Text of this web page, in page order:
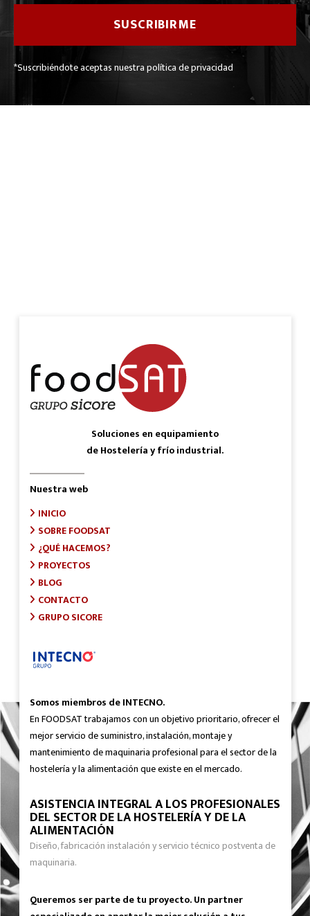
*Suscribiéndote aceptas nuestra política de privacidad
Soluciones en equipamiento
de Hostelería y frío industrial.
Nuestra web
INICIO
SOBRE FOODSAT
¿QUÉ HACEMOS?
PROYECTOS
BLOG
CONTACTO
GRUPO SICORE
Somos miembros de INTECNO.
En FOODSAT trabajamos con un objetivo prioritario, ofrecer el
mejor servicio de suministro, instalación, montaje y
mantenimiento de maquinaria profesional para el sector de la
hostelería y la alimentación que existe en el mercado.
ASISTENCIA INTEGRAL A LOS PROFESIONALES
DEL SECTOR DE LA HOSTELERÍA Y DE LA
ALIMENTACIÓN
Diseño, fabricación instalación y servicio técnico postventa de
maquinaria.
Queremos ser parte de tu proyecto. Un partner